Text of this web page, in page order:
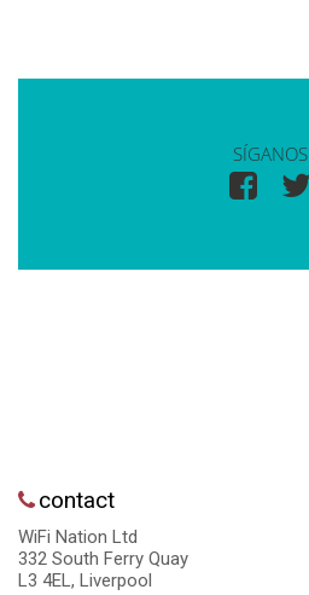
SÍGANOS
contact
WiFi Nation Ltd
332 South Ferry Quay
L3 4EL, Liverpool